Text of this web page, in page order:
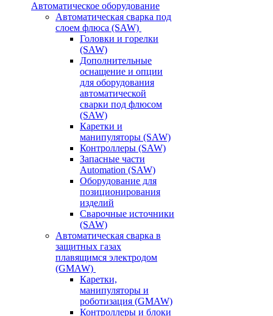
Автоматическое оборудование
Автоматическая сварка под
слоем флюса (SAW)
Головки и горелки
(SAW)
Дополнительные
оснащение и опции
для оборудования
автоматической
сварки под флюсом
(SAW)
Каретки и
манипуляторы (SAW)
Контроллеры (SAW)
Запасные части
Automation (SAW)
Оборудование для
позиционирования
изделий
Сварочные источники
(SAW)
Автоматическая сварка в
защитных газах
плавящимся электродом
(GMAW)
Каретки,
манипуляторы и
роботизация (GMAW)
Контроллеры и блоки